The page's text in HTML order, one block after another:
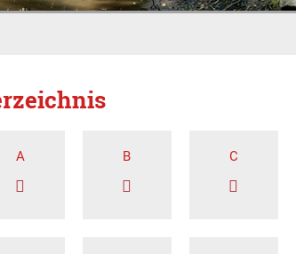
A B C